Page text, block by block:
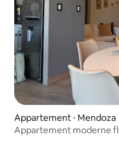
Appartement ⋅ Mendoza
Appartement moderne